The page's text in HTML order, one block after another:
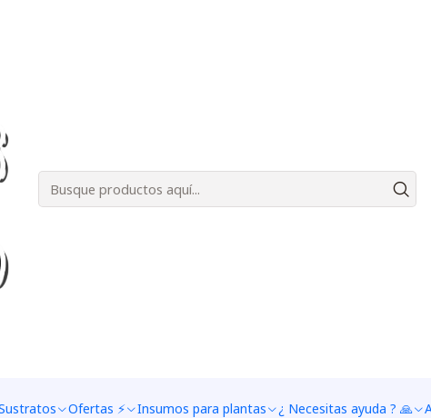
Ofertas ⚡ Insumos para plantas ¿ Necesitas ayuda ? 🙏
el dolor’), es un género de planta carnívora, conocida
de las regiones tropicales del Viejo Mundo. Se
hacia el sur hasta Australia (3 especies) y Nueva